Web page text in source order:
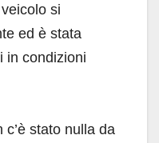
si
ed è stata
in condizioni
stato nulla da